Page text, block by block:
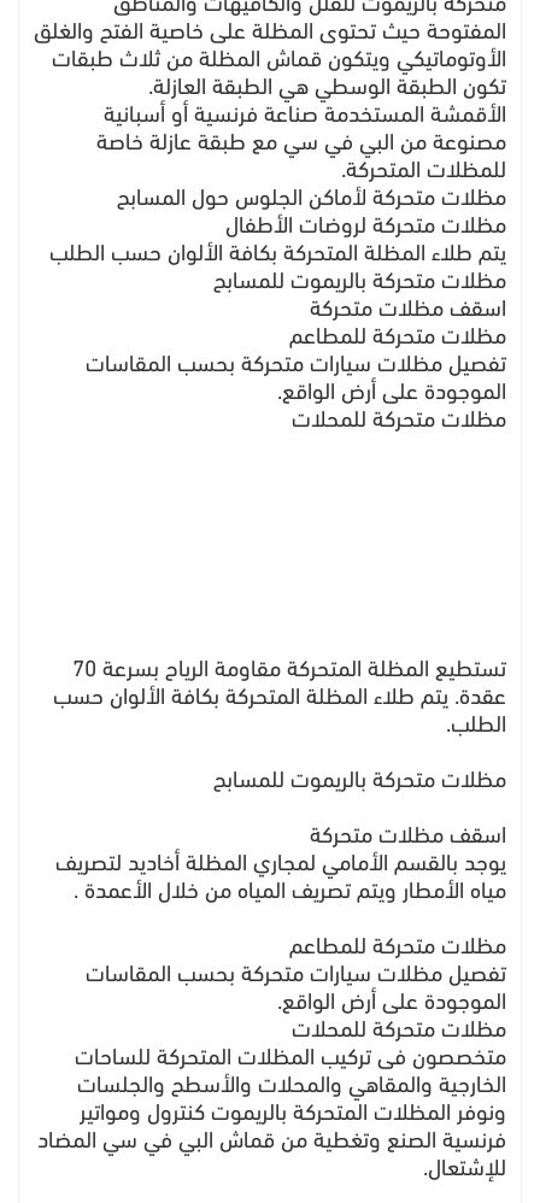
متحركة بالريموت للفلل والكافيهات والمناطق
المفتوحة حيث تحتوى المظلة على خاصية الفتح والغلق
الأوتوماتيكي ويتكون قماش المظلة من ثلاث طبقات
تكون الطبقة الوسطي هي الطبقة العازلة.
الأقمشة المستخدمة صناعة فرنسية أو أسبانية
مصنوعة من البي في سي مع طبقة عازلة خاصة
للمظلات المتحركة.
مظلات متحركة لأماكن الجلوس حول المسابح
مظلات متحركة لروضات الأطفال
يتم طلاء المظلة المتحركة بكافة الألوان حسب الطلب
مظلات متحركة بالريموت للمسابح
اسقف مظلات متحركة
مظلات متحركة للمطاعم
تفصيل مظلات سيارات متحركة بحسب المقاسات
الموجودة على أرض الواقع.
مظلات متحركة للمحلات
تستطيع المظلة المتحركة مقاومة الرياح بسرعة 70
عقدة. يتم طلاء المظلة المتحركة بكافة الألوان حسب
الطلب.
مظلات متحركة بالريموت للمسابح
اسقف مظلات متحركة
يوجد بالقسم الأمامي لمجاري المظلة أخاديد لتصريف
مياه الأمطار ويتم تصريف المياه من خلال الأعمدة .
مظلات متحركة للمطاعم
تفصيل مظلات سيارات متحركة بحسب المقاسات
الموجودة على أرض الواقع.
مظلات متحركة للمحلات
متخصصون فى تركيب المظلات المتحركة للساحات
الخارجية والمقاهي والمحلات والأسطح والجلسات
ونوفر المظلات المتحركة بالريموت كنترول ومواتير
فرنسية الصنع وتغطية من قماش البي في سي المضاد
للإشتعال.